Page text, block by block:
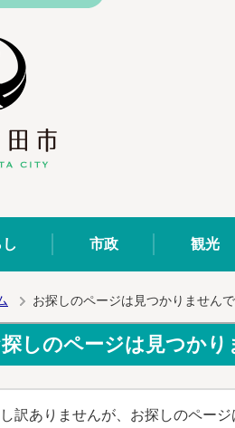
し 市政 観光
お探しのページは見つかりません
しのページは見つかり
訳ありませんが、お探しのページ